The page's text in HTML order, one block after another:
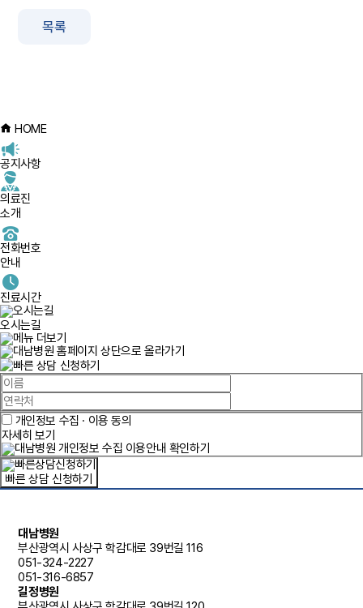
목록
HOME
공지사항
의료진
소개
전화번호
안내
진료시간
오시는길
개인정보 수집 · 이용 동의
자세히 보기
빠른 상담 신청하기
대남병원
부산광역시 사상구 학감대로 39번길 116
051-324-2227
051-316-6857
길정병원